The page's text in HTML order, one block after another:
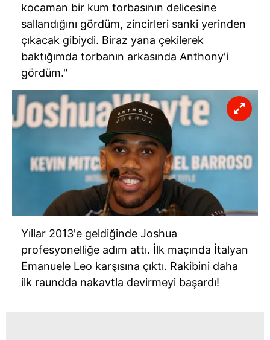
6698 sayılı Kişisel Verilerin Korunması Kanunu uyarınca
hazırlanmış Aydınlatma Metnimizi okumak ve sitemizde
ilgili mevzuata uygun olarak kullanılan çerezlerle ilgili bilgi
almak için lütfentıklayınız.
kocaman bir kum torbasının delicesine
sallandığını gördüm, zincirleri sanki yerinden
çıkacak gibiydi. Biraz yana çekilerek
baktığımda torbanın arkasında Anthony'i
gördüm."
Yıllar 2013'e geldiğinde Joshua
profesyonelliğe adım attı. İlk maçında İtalyan
Emanuele Leo karşısına çıktı. Rakibini daha
ilk raundda nakavtla devirmeyi başardı!